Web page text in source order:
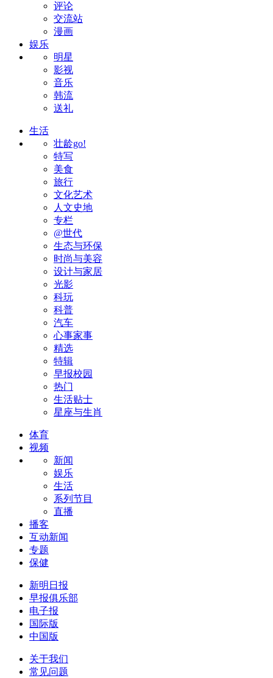
评论
交流站
漫画
娱乐
明星
影视
音乐
韩流
送礼
生活
壮龄go!
特写
美食
旅行
文化艺术
人文史地
专栏
@世代
生态与环保
时尚与美容
设计与家居
光影
科玩
科普
汽车
心事家事
精选
特辑
早报校园
热门
生活贴士
星座与生肖
体育
视频
新闻
娱乐
生活
系列节目
直播
播客
互动新闻
专题
保健
新明日报
早报俱乐部
电子报
国际版
中国版
关于我们
常见问题